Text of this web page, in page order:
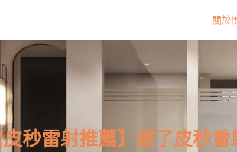
關於
皮秒雷射推薦】做了皮秒